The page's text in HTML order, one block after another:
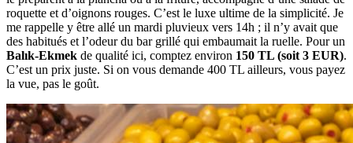
roquette et d’oignons rouges. C’est le luxe ultime de la simplicité. Je
me rappelle y être allé un mardi pluvieux vers 14h ; il n’y avait que
des habitués et l’odeur du bar grillé qui embaumait la ruelle. Pour un
Balık-Ekmek de qualité ici, comptez environ 150 TL (soit 3 EUR).
C’est un prix juste. Si on vous demande 400 TL ailleurs, vous payez
la vue, pas le goût.